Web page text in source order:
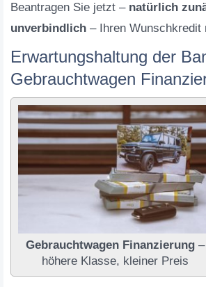
Beantragen Sie jetzt – natürlich
unverbindlich – Ihren Wunschkredit
Erwartungshaltung der
Gebrauchtwagen
Gebrauchtwagen Finanzierung–
höhere Klasse, kleiner Preis